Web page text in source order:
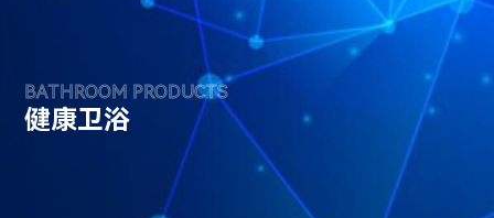
BATHROOM PRODUCTS
健康卫浴